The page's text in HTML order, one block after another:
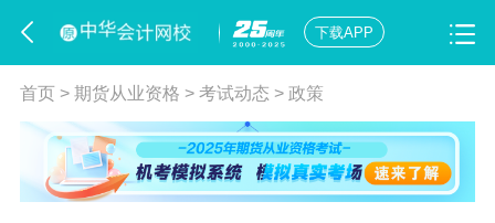
下载APP
首页> 期货从业资格 > 考试动态 > 政策